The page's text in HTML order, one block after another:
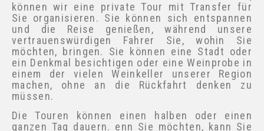
öffentliche Verkehrsmittel nutzen möchten,
können wir eine private Tour mit Transfer für
Sie organisieren. Sie können sich entspannen
und die Reise genießen, während unsere
vertrauenswürdigen Fahrer Sie, wohin Sie
möchten, bringen. Sie können eine Stadt oder
ein Denkmal besichtigen oder eine Weinprobe
in einem der vielen Weinkeller unserer Region
machen, ohne an die Rückfahrt denken zu
müssen.
Die Touren können einen halben oder einen